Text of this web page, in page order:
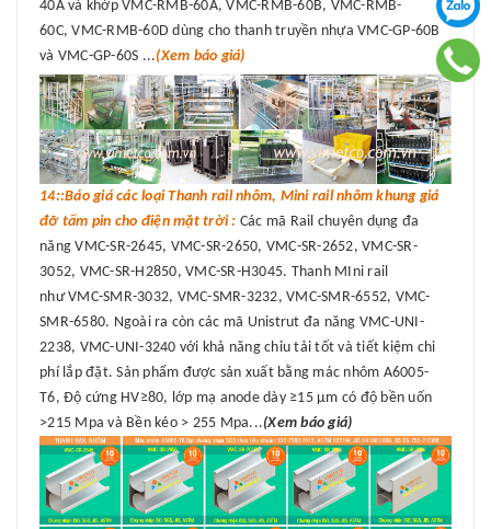
40A và khớp VMC-RMB-60A, VMC-RMB-60B, VMC-RMB-
60C, VMC-RMB-60D dùng cho thanh truyền nhựa VMC-GP-60B
và VMC-GP-60S ...(Xem báo giá)
14::Báo giá các loại Thanh rail nhôm, Mini rail nhôm khung giá
đỡ tấm pin cho điện mặt trời : Các mã Rail chuyên dụng đa
năng VMC-SR-2645, VMC-SR-2650, VMC-SR-2652, VMC-SR-
3052, VMC-SR-H2850, VMC-SR-H3045. Thanh MIni rail
như VMC-SMR-3032, VMC-SMR-3232, VMC-SMR-6552, VMC-
SMR-6580. Ngoài ra còn các mã Unistrut đa năng VMC-UNI-
2238, VMC-UNI-3240 với khả năng chỉu tải tốt và tiết kiệm chi
phí lắp đặt. Sản phẩm được sản xuất bằng mác nhôm A6005-
T6, Độ cứng HV≥80, lớp mạ anode dày ≥15 μm có độ bền uốn
>215 Mpa và Bền kéo > 255 Mpa...(Xem báo giá)